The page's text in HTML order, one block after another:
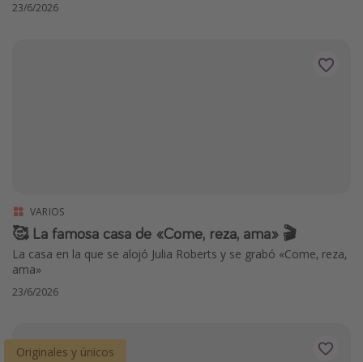
23/6/2026
VARIOS
🥰 La famosa casa de «Come, reza, ama» 🎬
La casa en la que se alojó Julia Roberts y se grabó «Come, reza,
ama»
23/6/2026
Originales y únicos